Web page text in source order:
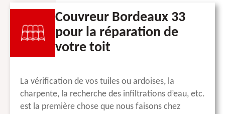
Couvreur Bordeaux 33
pour la réparation de
votre toit
La vérification de vos tuiles ou ardoises, la
charpente, la recherche des infiltrations d’eau, etc.
est la première chose que nous faisons chez